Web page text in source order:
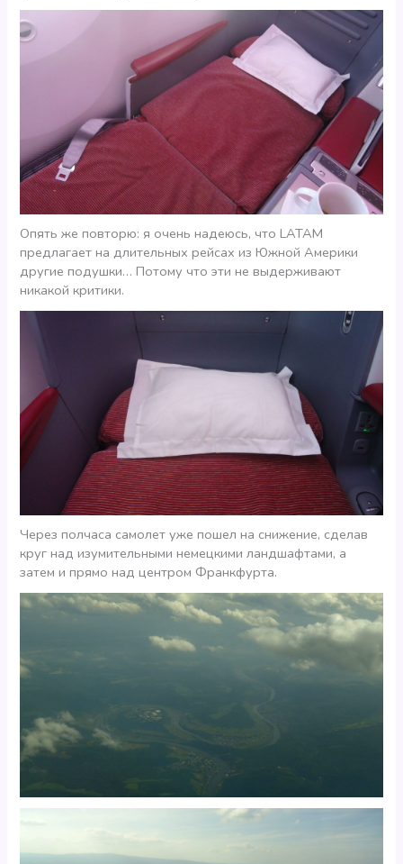
Опять же повторю: я очень надеюсь, что LATAM
предлагает на длительных рейсах из Южной Америки
другие подушки… Потому что эти не выдерживают
никакой критики.
Через полчаса самолет уже пошел на снижение, сделав
круг над изумительными немецкими ландшафтами, а
затем и прямо над центром Франкфурта.